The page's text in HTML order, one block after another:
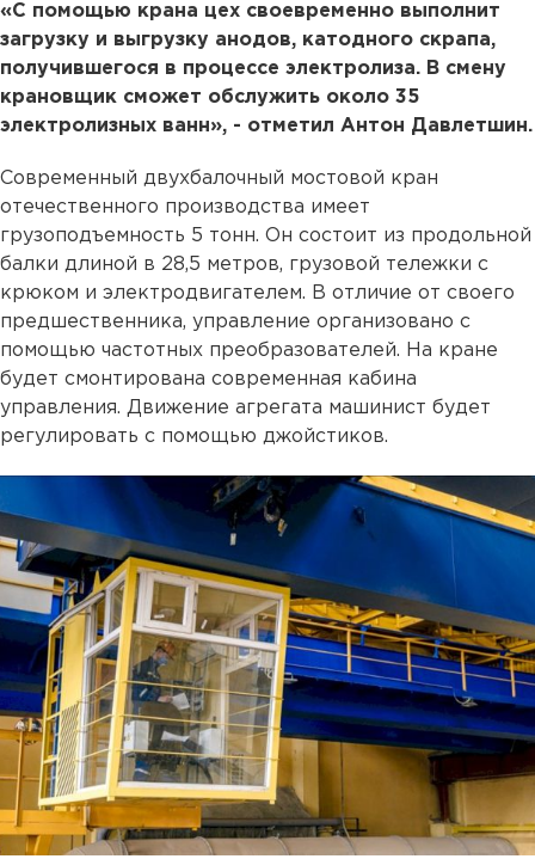
«С помощью крана цех своевременно выполнит
загрузку и выгрузку анодов, катодного скрапа,
получившегося в процессе электролиза. В смену
крановщик сможет обслужить около 35
электролизных ванн», - отметил Антон Давлетшин.
Современный двухбалочный мостовой кран
отечественного производства имеет
грузоподъемность 5 тонн. Он состоит из продольной
балки длиной в 28,5 метров, грузовой тележки с
крюком и электродвигателем. В отличие от своего
предшественника, управление организовано с
помощью частотных преобразователей. На кране
будет смонтирована современная кабина
управления. Движение агрегата машинист будет
регулировать с помощью джойстиков.